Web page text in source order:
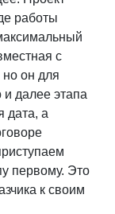
работы
с
но он для
и далее этапа
дата, а
первому. Это
к своим